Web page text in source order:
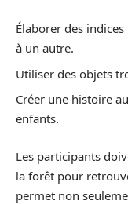
Élaborer des
à un autre.
Utiliser des objets
Créer une histoire
enfants.
Les participants
la forêt pour
permet non